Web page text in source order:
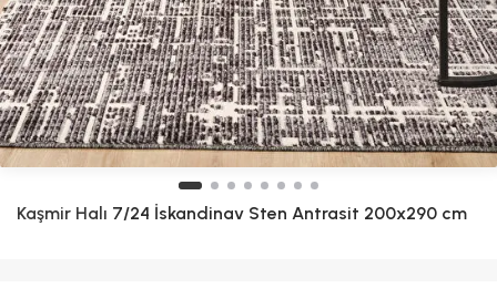
Kaşmir Halı 7/24 İskandinav Sten Antrasit 200x290 cm